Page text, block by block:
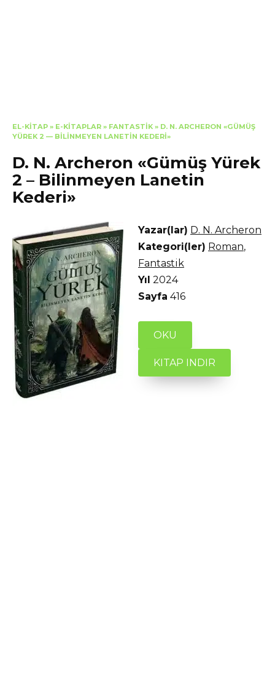
EL-KITAP » E-KITAPLAR » FANTASTIK » D. N. ARCHERON «GÜMÜŞ
YÜREK 2 — BILINMEYEN LANETIN KEDERI»
D. N. Archeron «Gümüş Yürek
2 – Bilinmeyen Lanetin
Kederi»
Yazar(lar) D. N. Archeron
Kategori(ler) Roman,
Fantastik
Yıl 2024
Sayfa 416
OKU
KITAP INDIR